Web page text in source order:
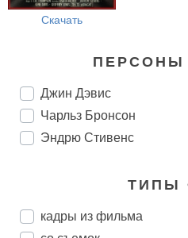
Скачать
ПЕРСОНЫ
Джин Дэвис
Чарльз Бронсон
Эндрю Стивенс
ТИПЫ
кадры из фильма